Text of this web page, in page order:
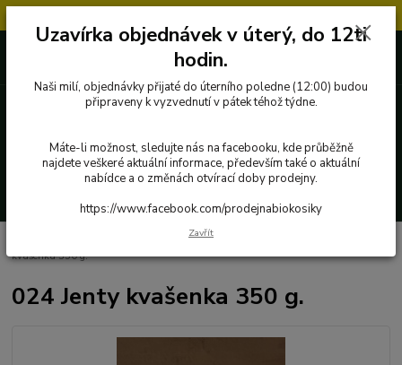
727 862 655, 737 283 505
Fermentované potraviny
kvašenka 350 g.
024 Jenty kvašenka 350 g.
Uzavírka objednávek v úterý, do 12ti
hodin.
Naši milí, objednávky přijaté do úterního poledne (12:00) budou
připraveny k vyzvednutí v pátek téhož týdne.
Máte-li možnost, sledujte nás na facebooku, kde průběžně
najdete veškeré aktuální informace, především také o aktuální
nabídce a o změnách otvírací doby prodejny.
https://www.facebook.com/prodejnabiokosiky
Zavřít